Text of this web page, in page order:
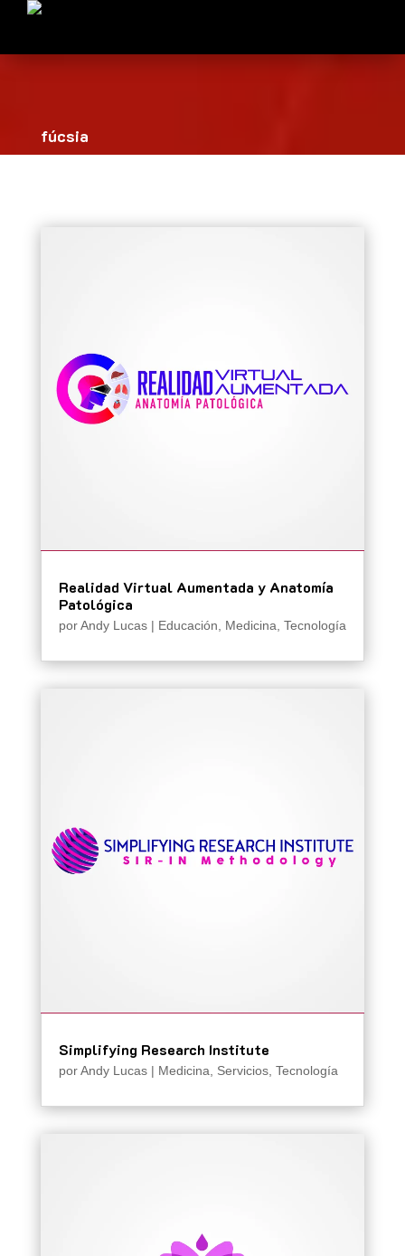
fúcsia
Realidad Virtual Aumentada y Anatomía
Patológica
porAndy Lucas| Educación, Medicina, Tecnología
Simplifying Research Institute
porAndy Lucas| Medicina Servicios, Tecnología